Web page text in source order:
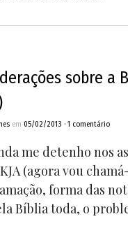
sobre a
em 05/02/2013 •1 comentário
me detenho nos
(agora vou
forma das
Bíblia toda, o